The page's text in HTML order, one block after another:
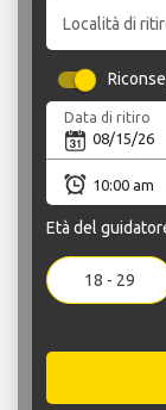
Località di
Data di ritiro
Età del
18 - 29